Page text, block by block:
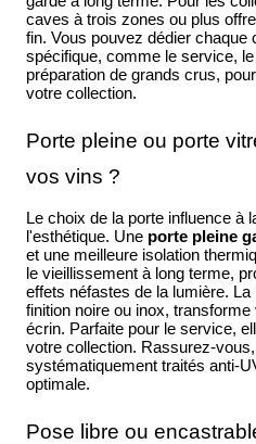
caves à trois zones ou plus
fin. Vous pouvez dédier chaque
spécifique, comme le service,
préparation de grands crus,
votre collection.
Porte pleine ou porte
vos vins ?
Le choix de la porte influence à
l'esthétique. Une porte pleine
et une meilleure isolation
le vieillissement à long terme,
effets néfastes de la lumière. La
finition noire ou inox,
écrin. Parfaite pour le service,
votre collection. Rassurez-
systématiquement traités anti-
optimale.
Pose libre ou